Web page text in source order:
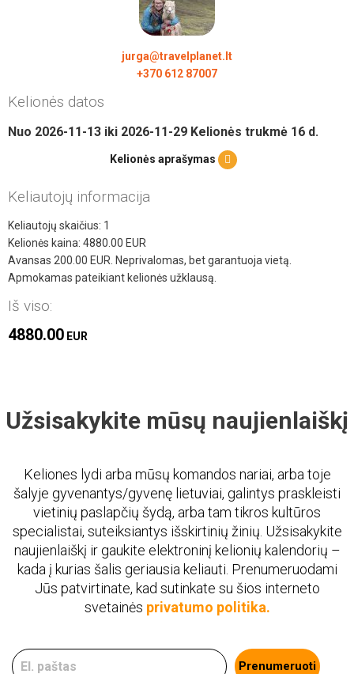
jurga@travelplanet.lt
+370 612 87007
Kelionės datos
Nuo 2026-11-13 iki 2026-11-29 Kelionės trukmė 16 d.
Kelionės aprašymas
Keliautojų informacija
Keliautojų skaičius: 1
Kelionės kaina: 4880.00 EUR
Avansas 200.00 EUR. Neprivalomas, bet garantuoja vietą.
Apmokamas pateikiant kelionės užklausą.
Iš viso:
4880.00 EUR
Užsisakykite mūsų naujienlaiškį
Keliones lydi arba mūsų komandos nariai, arba toje
šalyje gyvenantys/gyvenę lietuviai, galintys praskleisti
vietinių paslapčių šydą, arba tam tikros kultūros
specialistai, suteiksiantys išskirtinių žinių. Užsisakykite
naujienlaiškį ir gaukite elektroninį kelionių kalendorių –
kada į kurias šalis geriausia keliauti. Prenumeruodami
Jūs patvirtinate, kad sutinkate su šios interneto
svetainės privatumo politika.
Prenumeruoti